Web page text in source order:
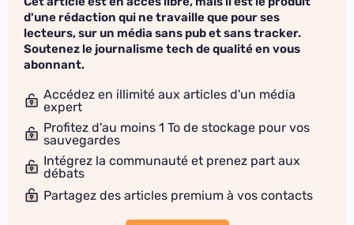
d'une rédaction qui ne travaille que pour ses
lecteurs, sur un média sans pub et sans tracker.
Soutenez le journalisme tech de qualité en vous
abonnant.
Accédez en illimité aux articles d'un média
expert
Profitez d'au moins 1 To de stockage pour vos
sauvegardes
Intégrez la communauté et prenez part aux
débats
Partagez des articles premium à vos contacts